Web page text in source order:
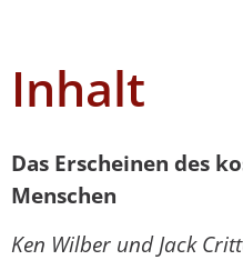
Inhalt
Das Erscheinen des
Menschen
Ken Wilber und Jack